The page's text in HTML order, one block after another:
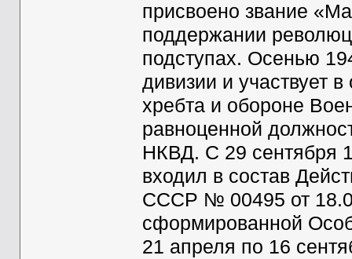
присвоено звание
поддержании
подступах. Осенью
дивизии и участвует
хребта и обороне
равноценной
НКВД. С 29 сентября
входил в состав
СССР № 00495 от
сформированной
21 апреля по 16